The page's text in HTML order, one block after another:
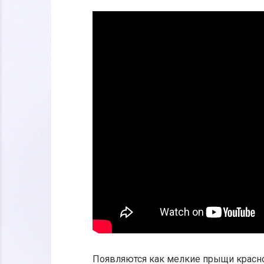
Появляются как мелкие прыщи